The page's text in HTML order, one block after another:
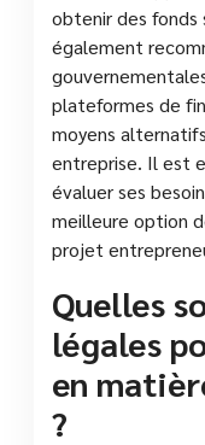
obtenir des
également
plateformes de
moyens
entreprise. Il est
évaluer ses
meilleure option
projet
Quelles
légales
en
?